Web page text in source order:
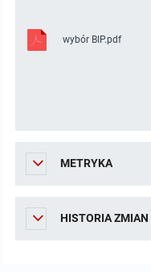
wybór BIP.pdf
METRYKA
HISTORIA ZMIAN